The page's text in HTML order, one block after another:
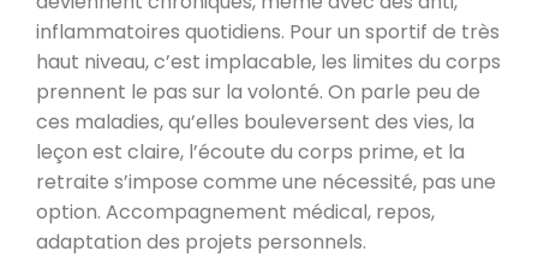
inflammatoires quotidiens. Pour un sportif de très
haut niveau, c’est implacable, les limites du corps
prennent le pas sur la volonté. On parle peu de
ces maladies, qu’elles bouleversent des vies, la
leçon est claire, l’écoute du corps prime, et la
retraite s’impose comme une nécessité, pas une
option. Accompagnement médical, repos,
adaptation des projets personnels.